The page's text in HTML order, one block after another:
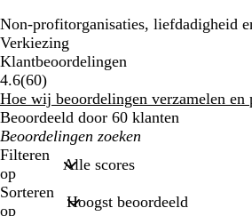
Non-profitorganisaties, liefdadigheid
Verkiezing
Klantbeoordelingen
4.6(6060
klantbeoordelingen
)
Hoe wij beoordelingen verzamelen en
Beoordeeld door 60 klanten
Mijn
zoekopdrachten
Filteren
op
Sorteren
op